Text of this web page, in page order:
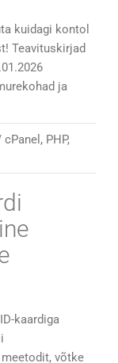
kuidagi kontol
Teavituskirjad
ja
cPanel , PHP,
kaardiga
võtke